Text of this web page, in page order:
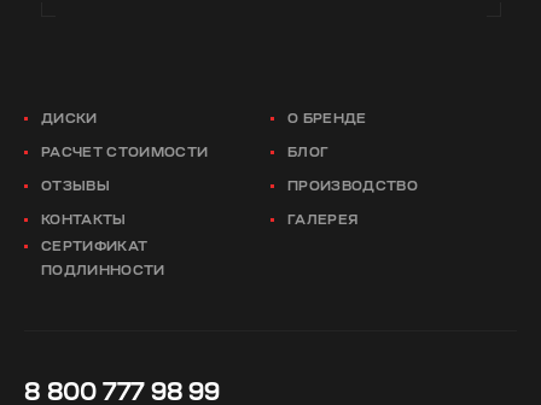
ДИСКИ О БРЕНДЕ
РАСЧЕТ СТОИМОСТИ БЛОГ
ОТЗЫВЫ ПРОИЗВОДСТВО
КОНТАКТЫ
ГАЛЕРЕЯ
СЕРТИФИКАТ
ПОДЛИННОСТИ
8 800 777 98 99